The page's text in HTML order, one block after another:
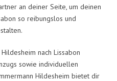
an deiner Seite, um deinen
so reibungslos und
nach Lissabon
sowie individuellen
Hildesheim bietet dir